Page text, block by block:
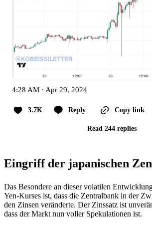
4:28 AM · Apr 29, 2024
3.7K Reply Copy link
Read 244 replies
Eingriff der japanischen
Das Besondere an dieser volatilen
Yen-Kurses ist, dass die Zentralbank in der
den Zinsen veränderte. Der Zinssatz ist
dass der Markt nun voller Spekulationen ist.